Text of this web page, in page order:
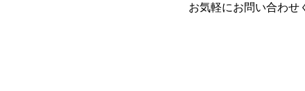
お気軽にお問い合わせ